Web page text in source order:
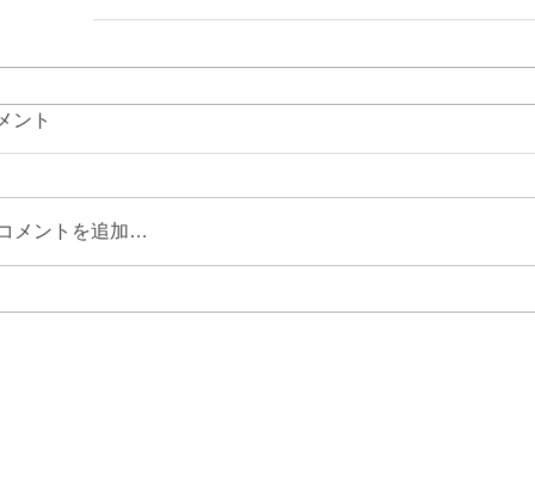
ント
メントを追加…